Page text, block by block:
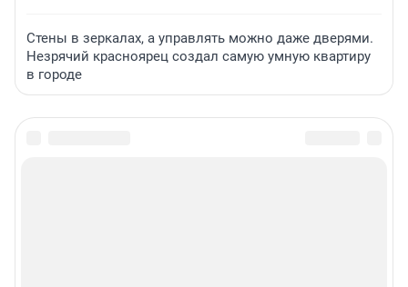
Стены в зеркалах, а управлять можно даже дверями.
Незрячий красноярец создал самую умную квартиру
в городе